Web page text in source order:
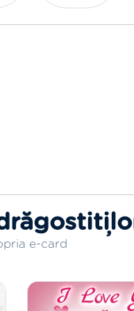
e-card